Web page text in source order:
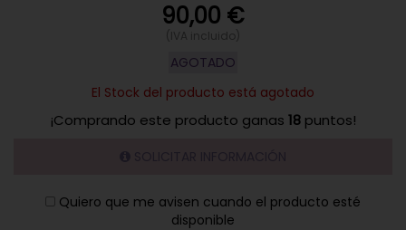
90,00 €
(IVA incluido)
AGOTADO
El Stock del producto está agotado
¡Comprando este producto ganas 18 puntos!
Quiero que me avisen cuando el producto esté
disponible